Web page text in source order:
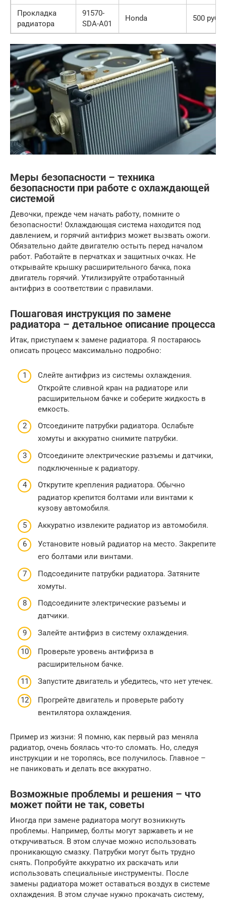
Прокладка
радиатора
91570-
SDA-A01
Honda 500 руб.
Меры безопасности – техника
безопасности при работе с охлаждающей
системой
Девочки, прежде чем начать работу, помните о
безопасности! Охлаждающая система находится под
давлением, и горячий антифриз может вызвать ожоги.
Обязательно дайте двигателю остыть перед началом
работ. Работайте в перчатках и защитных очках. Не
открывайте крышку расширительного бачка, пока
двигатель горячий. Утилизируйте отработанный
антифриз в соответствии с правилами.
Пошаговая инструкция по замене
радиатора – детальное описание процесса
Итак, приступаем к замене радиатора. Я постараюсь
описать процесс максимально подробно:
Слейте антифриз из системы охлаждения.
Откройте сливной кран на радиаторе или
расширительном бачке и соберите жидкость в
емкость.
Отсоедините патрубки радиатора. Ослабьте
хомуты и аккуратно снимите патрубки.
Отсоедините электрические разъемы и датчики,
подключенные к радиатору.
Открутите крепления радиатора. Обычно
радиатор крепится болтами или винтами к
кузову автомобиля.
Аккуратно извлеките радиатор из автомобиля.
Установите новый радиатор на место. Закрепите
его болтами или винтами.
Подсоедините патрубки радиатора. Затяните
хомуты.
Подсоедините электрические разъемы и
датчики.
Залейте антифриз в систему охлаждения.
Проверьте уровень антифриза в
расширительном бачке.
Запустите двигатель и убедитесь, что нет утечек.
Прогрейте двигатель и проверьте работу
вентилятора охлаждения.
Пример из жизни: Я помню, как первый раз меняла
радиатор, очень боялась что-то сломать. Но, следуя
инструкции и не торопясь, все получилось. Главное –
не паниковать и делать все аккуратно.
Возможные проблемы и решения – что
может пойти не так, советы
Иногда при замене радиатора могут возникнуть
проблемы. Например, болты могут заржаветь и не
откручиваться. В этом случае можно использовать
проникающую смазку. Патрубки могут быть трудно
снять. Попробуйте аккуратно их раскачать или
использовать специальные инструменты. После
замены радиатора может оставаться воздух в системе
охлаждения. В этом случае нужно прокачать систему,